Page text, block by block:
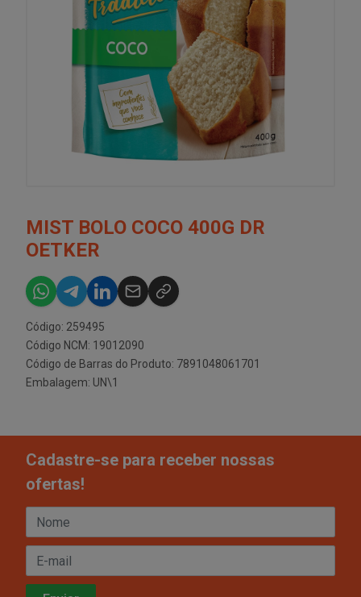
MIST BOLO COCO 400G DR
OETKER
Código: 259495
Código NCM: 19012090
Código de Barras do Produto: 7891048061701
Embalagem: UN\1
Cadastre-se para receber nossas
ofertas!